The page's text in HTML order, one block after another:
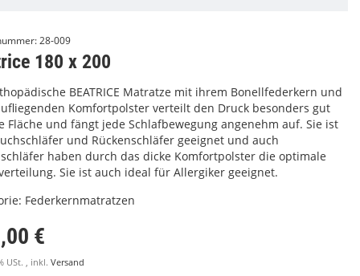
28-009
180 x 200
BEATRICE Matratze mit ihrem Bonellfederkern und
Komfortpolster verteilt den Druck besonders gut
Fläche und fängt jede Schlafbewegung angenehm auf. Sie ist
und Rückenschläfer geeignet und auch
haben durch das dicke Komfortpolster die optimale
Sie ist auch ideal für Allergiker geeignet.
Federkernmatratzen
€
USt. , inkl. Versand